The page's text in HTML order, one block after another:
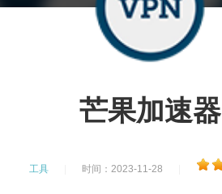
芒果加速器
工具 时间：2023-11-28